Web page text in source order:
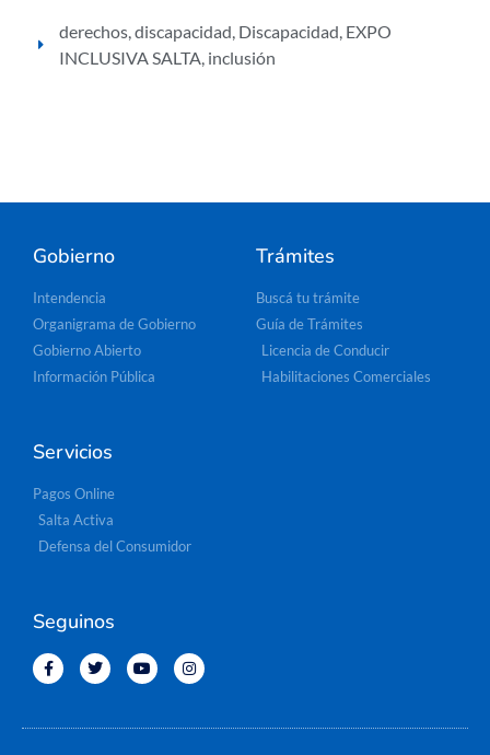
derechos,discapacidad, Discapacidad, EXPO
INCLUSIVA SALTA, inclusión
Gobierno
Intendencia
Organigrama de Gobierno
Gobierno Abierto
Información Pública
Trámites
Buscá tu trámite
Guía de Trámites
Licencia de Conducir
Habilitaciones Comerciales
Servicios
Pagos Online
Salta Activa
Defensa del Consumidor
Seguinos